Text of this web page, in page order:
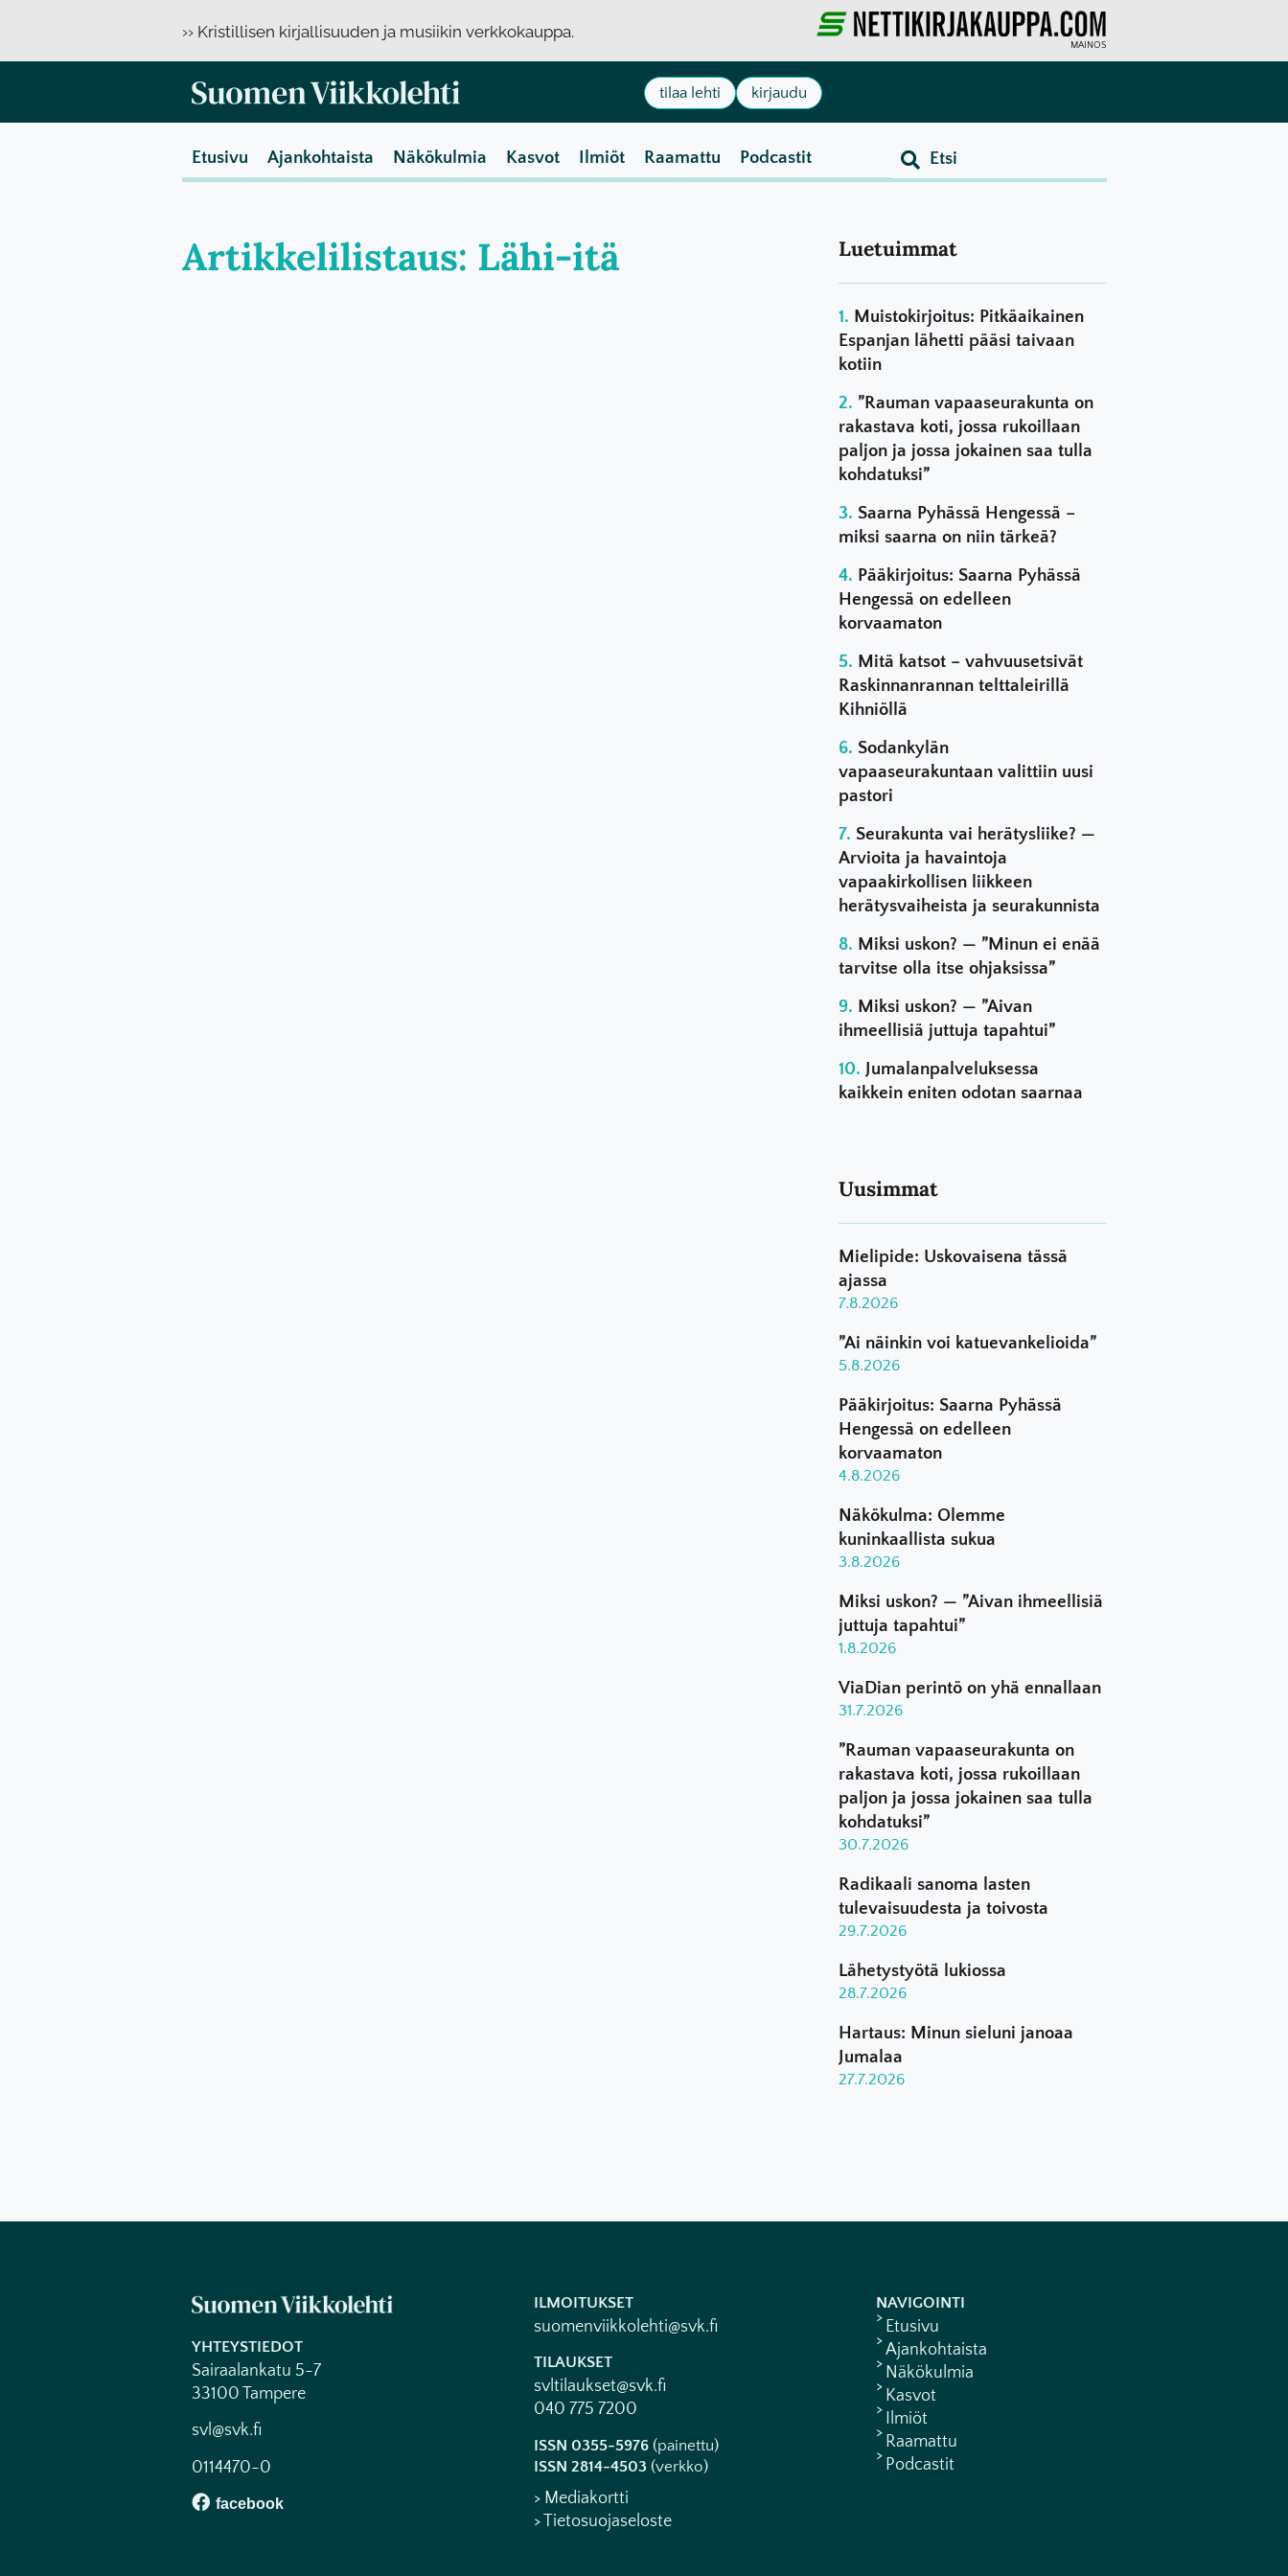
›› Kristillisen kirjallisuuden ja musiikin verkkokauppa.
MAINOS
tilaa lehti kirjaudu
Etusivu Ajankohtaista Näkökulmia Kasvot Ilmiöt Raamattu Podcastit
Artikkelilistaus: Lähi-itä Luetuimmat
Muistokirjoitus: Pitkäaikainen
Espanjan lähetti pääsi taivaan
kotiin
”Rauman vapaaseurakunta on
rakastava koti, jossa rukoillaan
paljon ja jossa jokainen saa tulla
kohdatuksi”
Saarna Pyhässä Hengessä –
miksi saarna on niin tärkeä?
Pääkirjoitus: Saarna Pyhässä
Hengessä on edelleen
korvaamaton
Mitä katsot – vahvuusetsivät
Raskinnanrannan telttaleirillä
Kihniöllä
Sodankylän
vapaaseurakuntaan valittiin uusi
pastori
Seurakunta vai herätysliike? —
Arvioita ja havaintoja
vapaakirkollisen liikkeen
herätysvaiheista ja seurakunnista
Miksi uskon? — ”Minun ei enää
tarvitse olla itse ohjaksissa”
Miksi uskon? — ”Aivan
ihmeellisiä juttuja tapahtui”
Jumalanpalveluksessa
kaikkein eniten odotan saarnaa
Uusimmat
Mielipide: Uskovaisena tässä
ajassa
7.8.2026
”Ai näinkin voi katuevankelioida”
5.8.2026
Pääkirjoitus: Saarna Pyhässä
Hengessä on edelleen
korvaamaton
4.8.2026
Näkökulma: Olemme
kuninkaallista sukua
3.8.2026
Miksi uskon? — ”Aivan ihmeellisiä
juttuja tapahtui”
1.8.2026
ViaDian perintö on yhä ennallaan
31.7.2026
”Rauman vapaaseurakunta on
rakastava koti, jossa rukoillaan
paljon ja jossa jokainen saa tulla
kohdatuksi”
30.7.2026
Radikaali sanoma lasten
tulevaisuudesta ja toivosta
29.7.2026
Lähetystyötä lukiossa
28.7.2026
Hartaus: Minun sieluni janoaa
Jumalaa
27.7.2026
YHTEYSTIEDOT
Sairaalankatu 5-7
33100 Tampere
svl@svk.fi
0114470-0
ILMOITUKSET
suomenviikkolehti@svk.fi
TILAUKSET
svltilaukset@svk.fi
040 775 7200
ISSN 0355-5976(painettu)
ISSN 2814-4503 (verkko)
> Mediakortti
> Tietosuojaseloste
NAVIGOINTI
Etusivu
Ajankohtaista
Näkökulmia
Kasvot
Ilmiöt
Raamattu
Podcastit